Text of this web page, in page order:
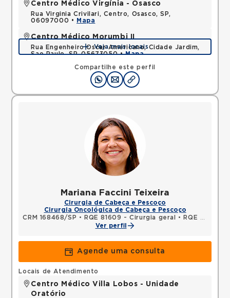
Compartilhe este perfil
Centro Médico Virgínia - Osasco
Rua Virginia Crivilari, Centro, Osasco, SP,
06097000 •
Mapa
Centro Médico Morumbi II
Rua Engenheiro Oscar Americano, Cidade Jardim,
Sao Paulo, SP, 05673050 •Mapa
Veja mais locais
Mariana Faccini Teixeira
Cirurgia de Cabeça e Pescoço
Cirurgia Oncológica de Cabeça e Pescoço
CRM 168468/SP • RQE 81609 - Cirurgia geral •
RQE 93438 - Cirurgia de cabeça e pescoço
Ver perfil
Agende uma consulta
Locais de Atendimento
Centro Médico Villa Lobos - Unidade
Oratório